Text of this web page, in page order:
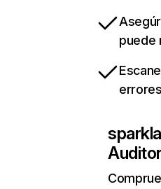
puede